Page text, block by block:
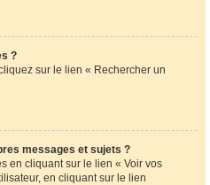
?
sur le lien « Rechercher un
messages et sujets ?
en cliquant sur le lien « Voir vos
en cliquant sur le lien